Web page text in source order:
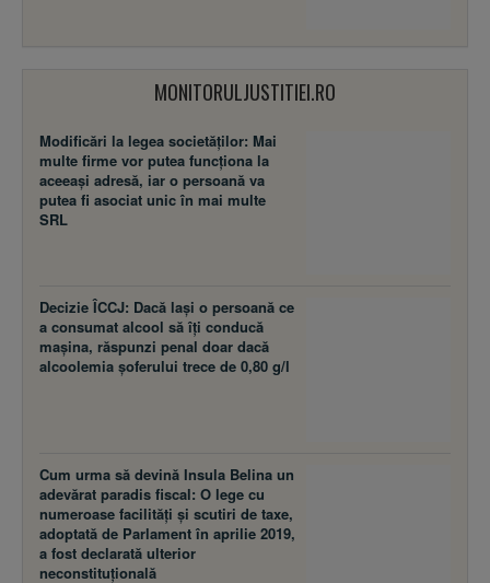
MONITORULJUSTITIEI.RO
Modificări la legea societăţilor: Mai
multe firme vor putea funcţiona la
aceeaşi adresă, iar o persoană va
putea fi asociat unic în mai multe
SRL
Decizie ÎCCJ: Dacă laşi o persoană ce
a consumat alcool să îţi conducă
maşina, răspunzi penal doar dacă
alcoolemia şoferului trece de 0,80 g/l
Cum urma să devină Insula Belina un
adevărat paradis fiscal: O lege cu
numeroase facilităţi şi scutiri de taxe,
adoptată de Parlament în aprilie 2019,
a fost declarată ulterior
neconstituţională